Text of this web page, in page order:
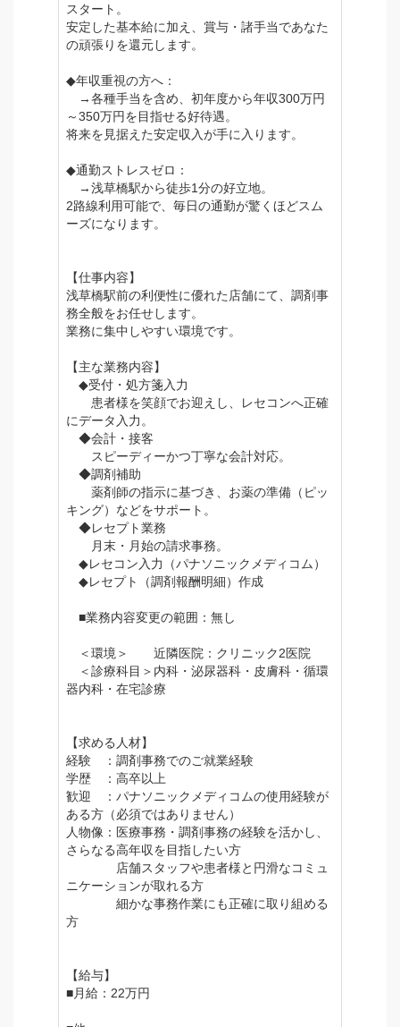
スタート。
安定した基本給に加え、賞与・諸手当であなた
の頑張りを還元します。
◆年収重視の方へ：
→各種手当を含め、初年度から年収300万円
～350万円を目指せる好待遇。
将来を見据えた安定収入が手に入ります。
◆通勤ストレスゼロ：
→浅草橋駅から徒歩1分の好立地。
2路線利用可能で、毎日の通勤が驚くほどスム
ーズになります。
【仕事内容】
浅草橋駅前の利便性に優れた店舗にて、調剤事
務全般をお任せします。
業務に集中しやすい環境です。
【主な業務内容】
◆受付・処方箋入力
患者様を笑顔でお迎えし、レセコンへ正確
にデータ入力。
◆会計・接客
スピーディーかつ丁寧な会計対応。
◆調剤補助
薬剤師の指示に基づき、お薬の準備（ピッ
キング）などをサポート。
◆レセプト業務
月末・月始の請求事務。
◆レセコン入力（パナソニックメディコム）
◆レセプト（調剤報酬明細）作成
■業務内容変更の範囲：無し
＜環境＞ 近隣医院：クリニック2医院
＜診療科目＞内科・泌尿器科・皮膚科・循環
器内科・在宅診療
【求める人材】
経験 ：調剤事務でのご就業経験
学歴 ：高卒以上
歓迎 ：パナソニックメディコムの使用経験が
ある方（必須ではありません）
人物像：医療事務・調剤事務の経験を活かし、
さらなる高年収を目指したい方
店舗スタッフや患者様と円滑なコミュ
ニケーションが取れる方
細かな事務作業にも正確に取り組める
方
【給与】
■月給：22万円